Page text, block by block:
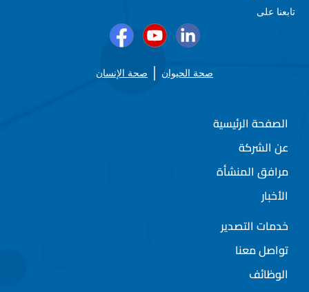
تابعنا على
صحة الحيوان صحة الإنسان
الصفحة الرئيسية
عن الشركة
مرافق المنشأة
الأخبار
خدمات التصدير
تواصل معنا
الوظائف